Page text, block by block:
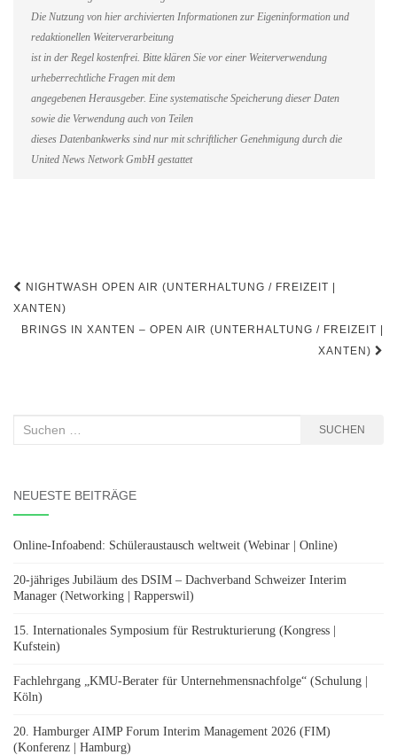
Die Nutzung von hier archivierten Informationen zur Eigeninformation und
redaktionellen Weiterverarbeitung
ist in der Regel kostenfrei. Bitte klären Sie vor einer Weiterverwendung
urheberrechtliche Fragen mit dem
angegebenen Herausgeber. Eine systematische Speicherung dieser Daten
sowie die Verwendung auch von Teilen
dieses Datenbankwerks sind nur mit schriftlicher Genehmigung durch die
United News Network GmbH gestattet
Beitragsnavigation
NIGHTWASH OPEN AIR (UNTERHALTUNG / FREIZEIT |
XANTEN)
BRINGS IN XANTEN – OPEN AIR (UNTERHALTUNG / FREIZEIT |
XANTEN)
Suchen
SUCHEN
NEUESTE BEITRÄGE
Online-Infoabend: Schüleraustausch weltweit (Webinar | Online)
20-jähriges Jubiläum des DSIM – Dachverband Schweizer Interim
Manager (Networking | Rapperswil)
15. Internationales Symposium für Restrukturierung (Kongress |
Kufstein)
Fachlehrgang „KMU-Berater für Unternehmensnachfolge“ (Schulung |
Köln)
20. Hamburger AIMP Forum Interim Management 2026 (FIM)
(Konferenz | Hamburg)